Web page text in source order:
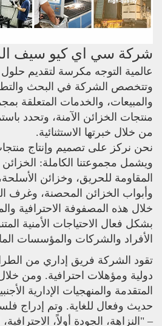
شركة سي اي كيو سيف
عالمية التوجه مكرسة لتقديم حلول
وتتخصص الشركة في البحث
والمبيعات، والخدمات المتعلقة
منتجات الخزائن الآمنة، وتحدد
من خلال خبرتها الاستثنائية.
نحن نركز على تصميم وإنتاج
ويشمل مجموعتنا الكاملة: الخزائن
المقاومة للحريق، وخزائن
وأبواب الخزائن المحصنة، وغرف
خلال هذه المصفوفة الاحترافية
بشكل فعال الاحتياجات الأمنية
الأفراد والشركات والمؤسسات
تقود الشركة فريق إداري من
دولية ومؤهلات احترافية. ومن
المتقدمة والمنهجيات الإدارية
حديث وفعال للغاية. وتم إدراج
– "النزاهة، الجودة أولاً،